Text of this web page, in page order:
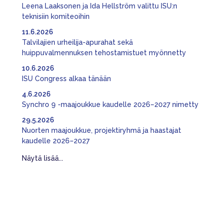
Leena Laaksonen ja Ida Hellström valittu ISU:n
teknisiin komiteoihin
Talvilajien urheilija-apurahat sekä
huippuvalmennuksen tehostamistuet myönnetty
11.6.2026
ISU Congress alkaa tänään
10.6.2026
Synchro 9 -maajoukkue kaudelle 2026–2027 nimetty
4.6.2026
Nuorten maajoukkue, projektiryhmä ja haastajat
kaudelle 2026–2027
29.5.2026
Näytä lisää...